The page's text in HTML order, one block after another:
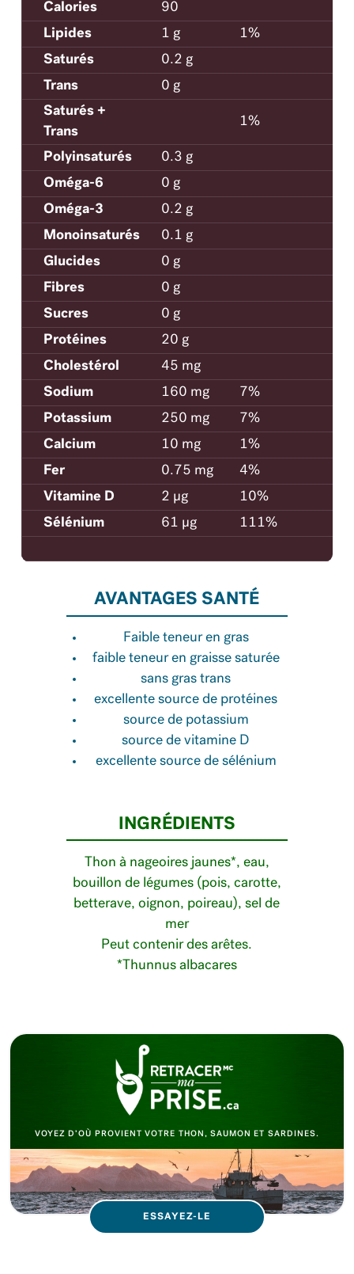
Calories
90
Lipides
1 g
1%
Saturés
0.2 g
Trans
0 g
Saturés +
Trans
1%
Polyinsaturés
0.3 g
Oméga-6
0 g
Oméga-3
0.2 g
Monoinsaturés
0.1 g
Glucides
0 g
Fibres
0 g
Sucres
0 g
Protéines
20 g
Cholestérol
45 mg
Sodium
160 mg
7%
Potassium
250 mg
7%
Calcium
10 mg
1%
Fer
0.75 mg
4%
Vitamine D
2 μg
10%
Sélénium
61 μg 111%
AVANTAGES SANTÉ
Faible teneur en gras
faible teneur en graisse saturée
sans gras trans
excellente source de protéines
source de potassium
source de vitamine D
excellente source de sélénium
INGRÉDIENTS
Thon à nageoires jaunes*, eau,
bouillon de légumes (pois, carotte,
betterave, oignon, poireau), sel de
mer
Peut contenir des arêtes.
*Thunnus albacares
VOYEZ D’OÙ PROVIENT VOTRE THON, SAUMON ET SARDINES.
ESSAYEZ-LE